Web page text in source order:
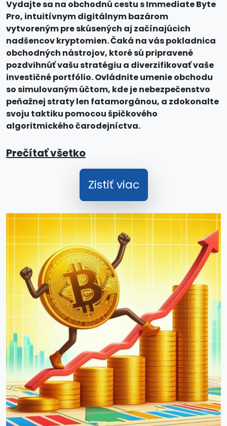
Vydajte sa na obchodnú cestu s Immediate Byte
Pro, intuitívnym digitálnym bazárom
vytvoreným pre skúsených aj začínajúcich
nadšencov kryptomien. Čaká na vás pokladnica
obchodných nástrojov, ktoré sú pripravené
pozdvihnúť vašu stratégiu a diverzifikovať vaše
investičné portfólio. Ovládnite umenie obchodu
so simulovaným účtom, kde je nebezpečenstvo
peňažnej straty len fatamorgánou, a zdokonalte
svoju taktiku pomocou špičkového
algoritmického čarodejníctva.
Prečítať všetko
Zistiť viac